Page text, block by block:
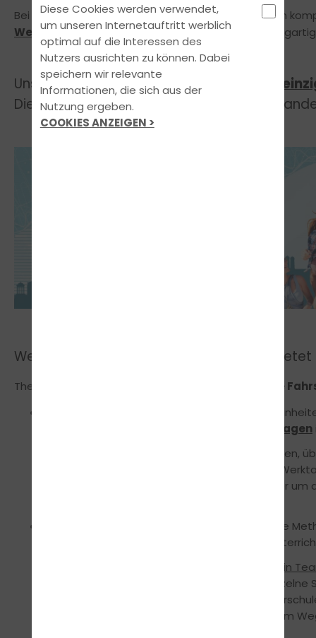
Bei uns erhalten alle Fahrschüler die Möglichkeit, den
Werktagenzu absolvieren und das nach dem
Unser FUN LEARN Konzept ist lizensiert und
Diese Art von Unterricht wirst du in keiner
Welche Vorteile und welchen Mehrwert
Theorieunterricht mit
bei traffic!-die
Du erlebst alle vorgeschriebenen
Werktagen
musst nicht wie in vielen anderen Fahrschulen,
zum Theorieunterricht, sondern bist binnen 7
bedeutet, du kannst dich somit zeitnah wieder um
Konzept fahren wir die
Wissen mit allen Sinnen und gestalten den
gemeinschaftlich in
eure Prüfung vorbereitet werdet. Da jeder einzelne
Bei traffic!-die
alles Schritt für Schritt gemeinsam... auf deinem
Diese Cookies werden verwendet,
um unseren Internetauftritt werblich
optimal auf die Interessen des
Nutzers ausrichten zu können. Dabei
speichern wir relevante
Informationen, die sich aus der
Nutzung ergeben.
COOKIES ANZEIGEN >